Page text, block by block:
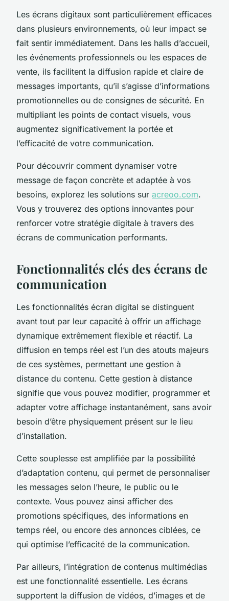
Les écrans digitaux sont particulièrement efficaces
dans plusieurs environnements, où leur impact se
fait sentir immédiatement. Dans les halls d’accueil,
les événements professionnels ou les espaces de
vente, ils facilitent la diffusion rapide et claire de
messages importants, qu’il s’agisse d’informations
promotionnelles ou de consignes de sécurité. En
multipliant les points de contact visuels, vous
augmentez significativement la portée et
l’efficacité de votre communication.
Pour découvrir comment dynamiser votre
message de façon concrète et adaptée à vos
besoins, explorez les solutions sur acreoo.com.
Vous y trouverez des options innovantes pour
renforcer votre stratégie digitale à travers des
écrans de communication performants.
Fonctionnalités clés des écrans de
communication
Les fonctionnalités écran digital se distinguent
avant tout par leur capacité à offrir un affichage
dynamique extrêmement flexible et réactif. La
diffusion en temps réel est l’un des atouts majeurs
de ces systèmes, permettant une gestion à
distance du contenu. Cette gestion à distance
signifie que vous pouvez modifier, programmer et
adapter votre affichage instantanément, sans avoir
besoin d’être physiquement présent sur le lieu
d’installation.
Cette souplesse est amplifiée par la possibilité
d’adaptation contenu, qui permet de personnaliser
les messages selon l’heure, le public ou le
contexte. Vous pouvez ainsi afficher des
promotions spécifiques, des informations en
temps réel, ou encore des annonces ciblées, ce
qui optimise l’efficacité de la communication.
Par ailleurs, l’intégration de contenus multimédias
est une fonctionnalité essentielle. Les écrans
supportent la diffusion de vidéos, d’images et de